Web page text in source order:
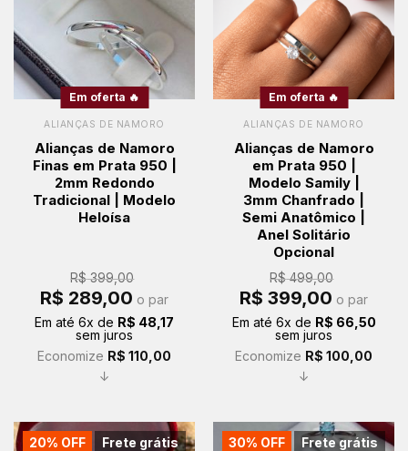
Em oferta 🔥
ALIANÇAS DE NAMORO
Alianças de Namoro
Finas em Prata 950 |
2mm Redondo
Tradicional | Modelo
Heloísa
R$399,00
O
preço
era:
R$ 399,00.
R$ 289,00 preço
é:
o par
Em até 6x de R$ 48,17
sem juros
Economize R$ 110,00
↓
Em oferta 🔥
ALIANÇAS DE NAMORO
Alianças de Namoro
em Prata 950 |
Modelo Samily |
3mm Chanfrado |
Semi Anatômico |
Anel Solitário
Opcional
R$499,00
O
preço
era:
R$ 499,00.
R$ 399,00 preço
é:
o par
Em até 6x de R$ 66,50
sem juros
Economize R$ 100,00
↓
Frete grátis
20% OFF Frete grátis
30% OFF